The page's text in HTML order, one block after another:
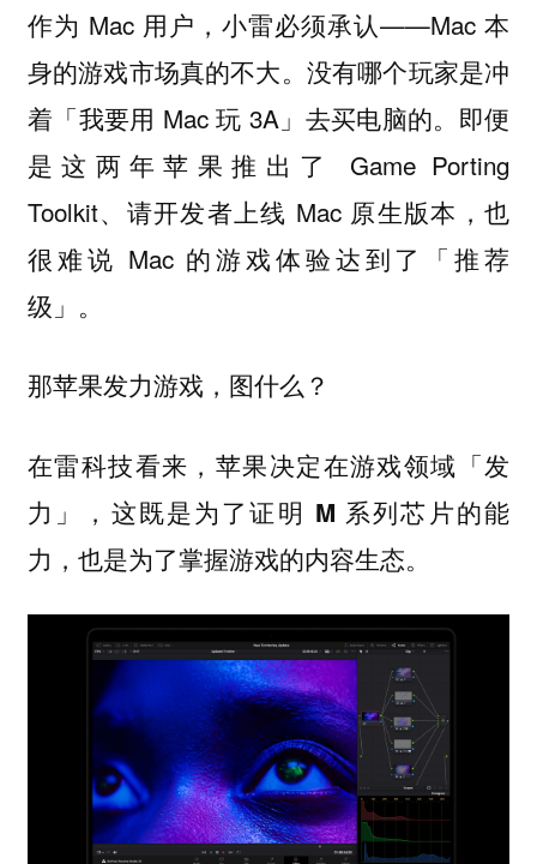
作为 Mac 用户，小雷必须承认——Mac 本
身的游戏市场真的不大。没有哪个玩家是冲
着「我要用 Mac 玩 3A」去买电脑的。即便
是这两年苹果推出了 Game Porting
Toolkit、请开发者上线 Mac 原生版本，也
很难说 Mac 的游戏体验达到了「推荐
级」。
那苹果发力游戏，图什么？
在雷科技看来，苹果决定在游戏领域「发
力」， 这既是为了证明 M 系列芯片的能
力，也是为了掌握游戏的内容生态。